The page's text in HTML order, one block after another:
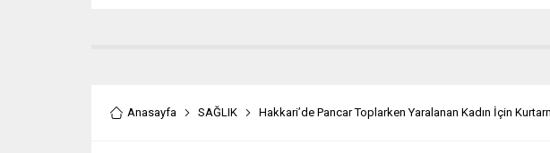
Anasayfa SAĞLIK Hakkari’de Pancar Toplarken Yaralanan Kadın İçin